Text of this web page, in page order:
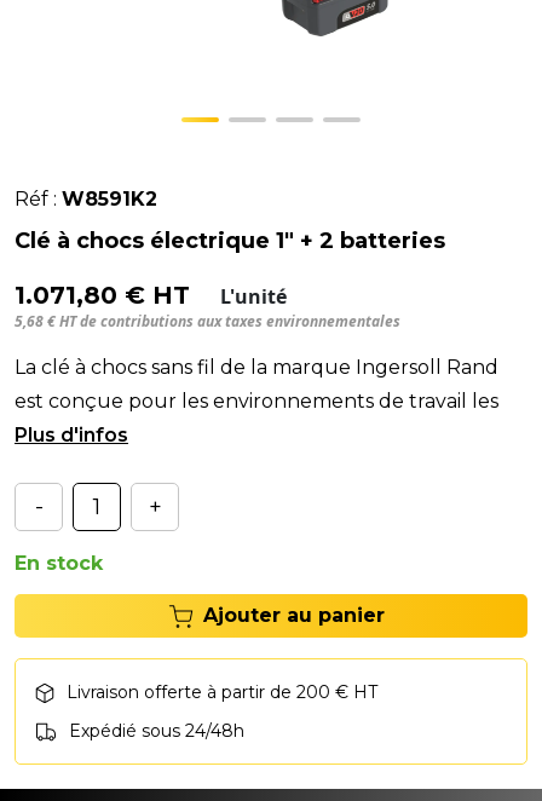
Réf : W8591K2
Clé à chocs électrique 1" + 2 batteries
1.071,80 € HT L'unité
5,68 € HT de contributions aux taxes environnementales
La clé à chocs sans fil de la marque Ingersoll Rand
est conçue pour les environnements de travail les
plus exigeants : ateliers poids lourds, engin ag
- +
En stock
Ajouter au panier
Livraison offerte à partir de 200 € HT
Expédié sous 24/48h